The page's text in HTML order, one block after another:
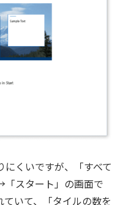
くいですが、「すべて
スタート」の画面で
いて、「タイルの数を